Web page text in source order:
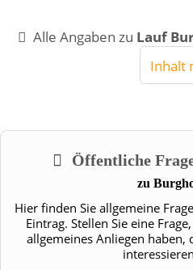
Alle Angaben zu Lauf
Inhalt
Öffentliche
zu
Hier finden Sie allgemeine
Eintrag. Stellen Sie eine
allgemeines Anliegen haben,